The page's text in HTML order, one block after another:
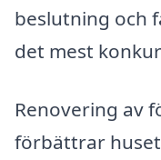
beslutning och
det mest
Renovering av
förbättrar